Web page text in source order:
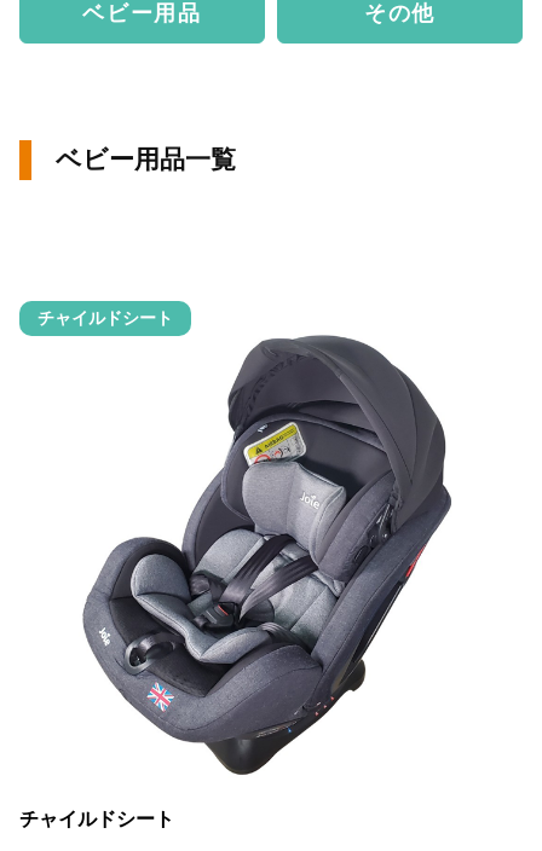
ベビー用品 その他
ベビー用品一覧
チャイルドシート
チャイルドシート